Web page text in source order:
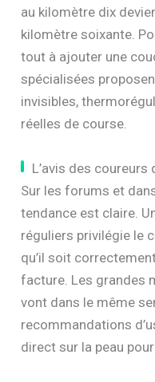
au kilomètre dix
kilomètre soixante.
tout à ajouter une
spécialisées
invisibles,
réelles de course.
L’avis des
Sur les forums et
tendance est claire.
réguliers privilégie le
qu’il soit
facture. Les grandes
vont dans le même
recommandations
direct sur la peau